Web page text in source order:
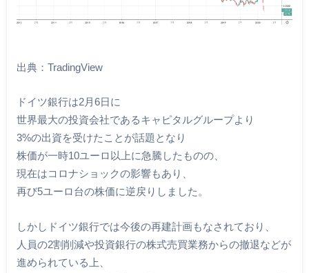
出典：TradingView
ドイツ銀行は2月6日に
世界最大の投資会社であるキャピタルグループより
3%の出資を受けたことが話題となり
株価が一時10ユーロ以上に急騰したものの、
現在はコロナショックの影響もあり、
再び5ユーロ台の株価に逆戻りしました。
しかしドイツ銀行では今後の再建計画もなされており、
人員の2割削減や投資銀行の株式売買業務からの撤退などが
進められている上、